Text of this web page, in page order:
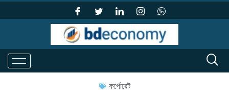
কর্পোরেট